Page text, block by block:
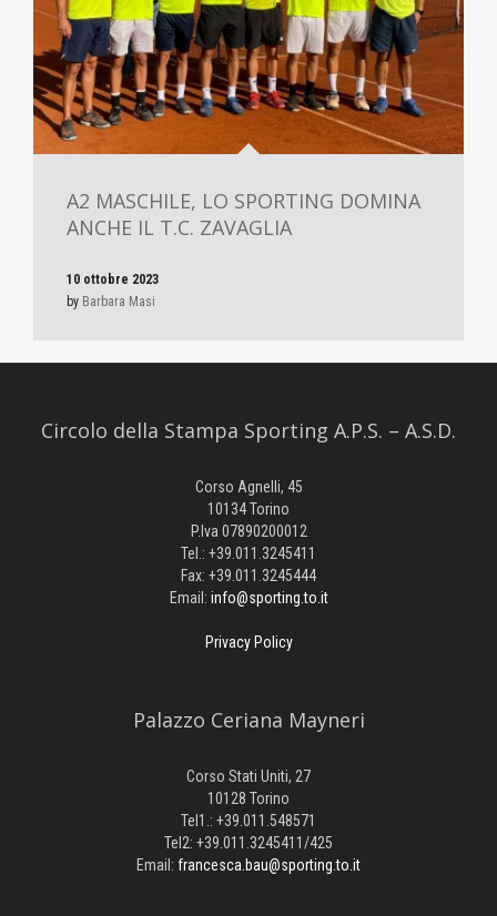
A2 MASCHILE, LO SPORTING DOMINA
ANCHE IL T.C. ZAVAGLIA
10 ottobre 2023
by Barbara Masi
Circolo della Stampa Sporting A.P.S. – A.S.D.
Corso Agnelli, 45
10134 Torino
P.Iva 07890200012
Tel.: +39.011.3245411
Fax: +39.011.3245444
Email: info@sporting.to.it
Privacy Policy
Palazzo Ceriana Mayneri
Corso Stati Uniti, 27
10128 Torino
Tel1.: +39.011.548571
Tel2: +39.011.3245411/425
Email: francesca.bau@sporting.to.it